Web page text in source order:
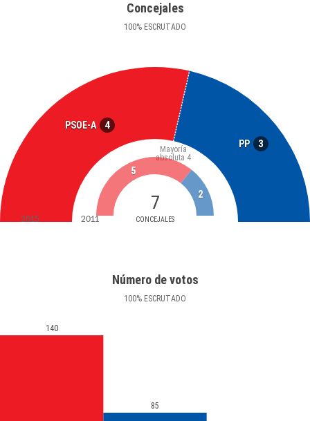
Concejales
100% ESCRUTADO
PSOE-A 4
PP 3
7
CONCEJALES
Mayoría
absoluta 4
5
2
2015 2011
Número de votos
100% ESCRUTADO
140
85